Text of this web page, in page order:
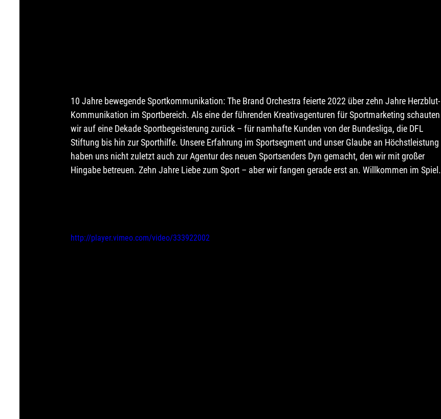
10 Jahre bewegende Sportkommunikation: The Brand Orchestra feierte 2022 über zehn Jahre Herzblut-
Kommunikation im Sportbereich. Als eine der führenden Kreativagenturen für Sportmarketing schauten
wir auf eine Dekade Sportbegeisterung zurück – für namhafte Kunden von der Bundesliga, die DFL
Stiftung bis hin zur Sporthilfe. Unsere Erfahrung im Sportsegment und unser Glaube an Höchstleistung
haben uns nicht zuletzt auch zur Agentur des neuen Sportsenders Dyn gemacht, den wir mit großer
Hingabe betreuen. Zehn Jahre Liebe zum Sport – aber wir fangen gerade erst an. Willkommen im Spiel.
http://player.vimeo.com/video/333922002